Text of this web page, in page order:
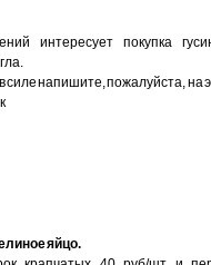
интересует покупка
силе напишите, пожалуйста, на
яйцо.